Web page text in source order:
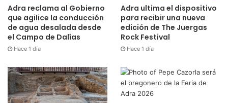
Adra reclama al Gobierno
que agilice la conducción
de agua desalada desde
el Campo de Dalías
Hace 1 día
Adra ultima el dispositivo
para recibir una nueva
edición de The Juergas
Rock Festival
Hace 1 día